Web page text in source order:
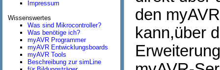
Impressum
Wissenswertes
Was sind Mikrocontroller?
Was benötige ich?
myAVR Programmer
myAVR Entwicklungsboards
myAVR Tools
Beschreibung zur simLine
den
kann,über